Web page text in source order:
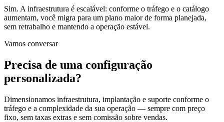
Sim. A infraestrutura é escalável: conforme o tráfego e o catálogo
aumentam, você migra para um plano maior de forma planejada,
sem retrabalho e mantendo a operação estável.
Vamos conversar
Precisa de uma configuração
personalizada?
Dimensionamos infraestrutura, implantação e suporte conforme o
tráfego e a complexidade da sua operação — sempre com preço
fixo, sem taxas extras e sem comissão sobre vendas.